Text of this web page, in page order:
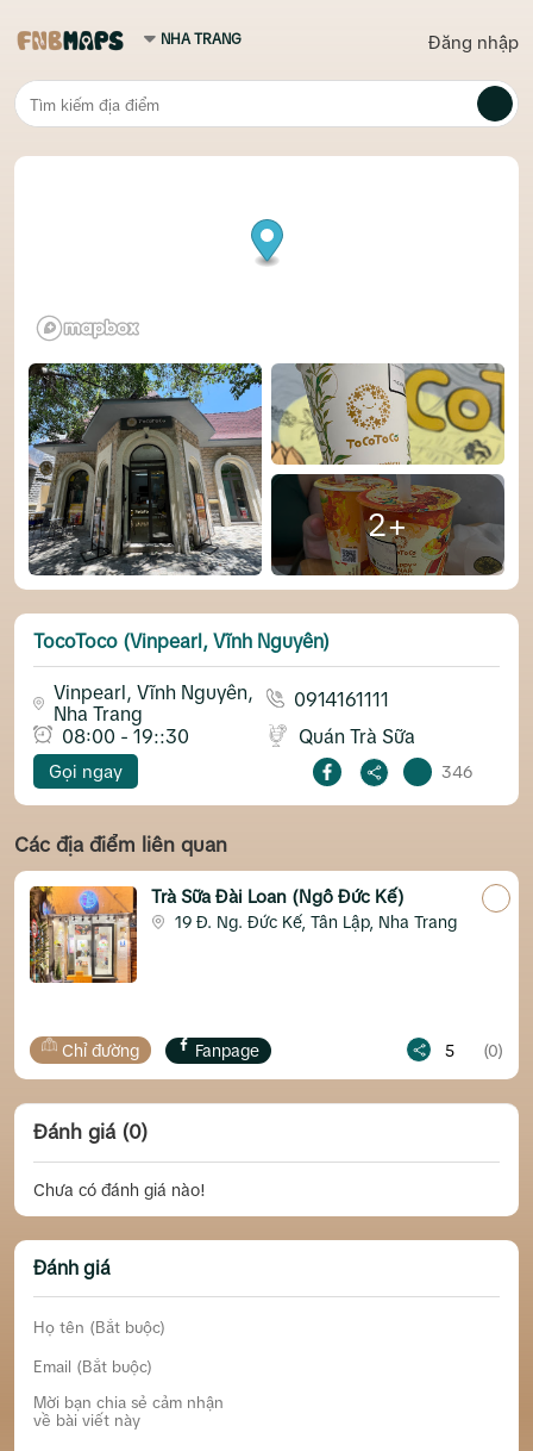
Đăng nhập
2+
TocoToco (Vinpearl, Vĩnh Nguyên)
Vinpearl, Vĩnh Nguyên,
Nha Trang
0914161111
08:00 - 19::30
Quán Trà Sữa
Gọi ngay 346
Các địa điểm liên quan
Sữa Đài Loan (Ngô Đức Kế)
19 Đ. Ng. Đức Kế, Tân Lập, Nha Trang
Fanpage 5
Sơn
Chỉ đường
Đánh giá (0)
Chưa có đánh giá nào!
Đánh giá